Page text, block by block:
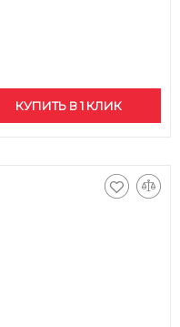
КУПИТЬ В 1 КЛИК